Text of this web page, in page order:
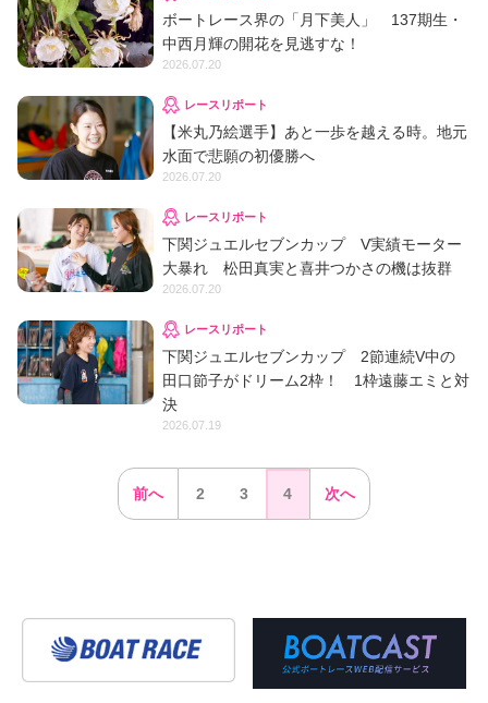
ボートレース界の「月下美人」 137期生・
中西月輝の開花を見逃すな！
2026.07.20
レースリポート
【米丸乃絵選手】あと一歩を越える時。地元
水面で悲願の初優勝へ
2026.07.20
レースリポート
下関ジュエルセブンカップ V実績モーター
大暴れ 松田真実と喜井つかさの機は抜群
2026.07.20
レースリポート
下関ジュエルセブンカップ 2節連続V中の
田口節子がドリーム2枠！ 1枠遠藤エミと対
決
2026.07.19
前へ 2 3 4 次へ